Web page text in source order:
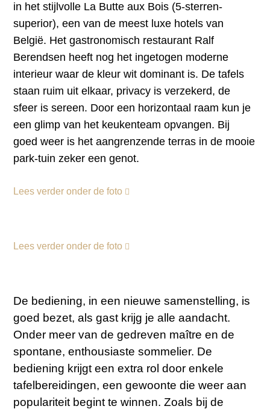
in het stijlvolle La Butte aux Bois (5-sterren-
superior), een van de meest luxe hotels van
België. Het gastronomisch restaurant Ralf
Berendsen heeft nog het ingetogen moderne
interieur waar de kleur wit dominant is. De tafels
staan ruim uit elkaar, privacy is verzekerd, de
sfeer is sereen. Door een horizontaal raam kun je
een glimp van het keukenteam opvangen. Bij
goed weer is het aangrenzende terras in de mooie
park-tuin zeker een genot.
Lees verder onder de foto
Lees verder onder de foto
De bediening, in een nieuwe samenstelling, is
goed bezet, als gast krijg je alle aandacht.
Onder meer van de gedreven maître en de
spontane, enthousiaste sommelier. De
bediening krijgt een extra rol door enkele
tafelbereidingen, een gewoonte die weer aan
populariteit begint te winnen. Zoals bij de